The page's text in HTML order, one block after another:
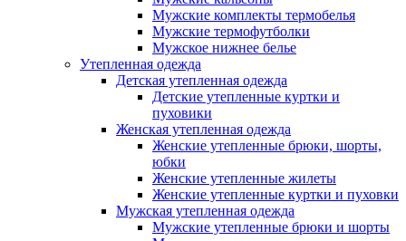
Мужские комплекты термобелья
Мужские термофутболки
Мужское нижнее белье
Утепленная одежда
Детская утепленная одежда
Детские утепленные куртки и
пуховики
Женская утепленная одежда
Женские утепленные брюки, шорты,
юбки
Женские утепленные жилеты
Женские утепленные куртки и пуховки
Мужская утепленная одежда
Мужские утепленные брюки и шорты